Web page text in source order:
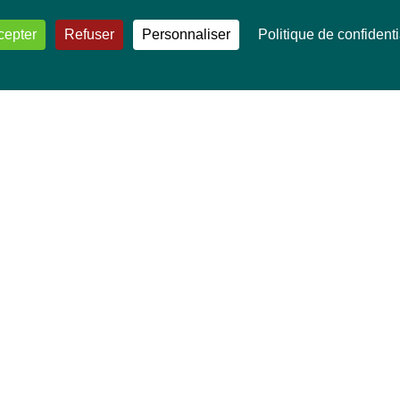
Refuser Personnaliser Politique de